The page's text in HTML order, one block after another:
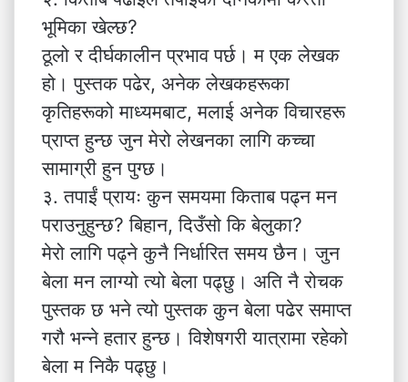
भूमिका खेल्छ?
ठूलो र दीर्घकालीन प्रभाव पर्छ। म एक लेखक
हो। पुस्तक पढेर, अनेक लेखकहरूका
कृतिहरूको माध्यमबाट, मलाई अनेक विचारहरू
प्राप्त हुन्छ जुन मेरो लेखनका लागि कच्चा
सामाग्री हुन पुग्छ।
३. तपाईं प्रायः कुन समयमा किताब पढ्न मन
पराउनुहुन्छ? बिहान, दिउँसो कि बेलुका?
मेरो लागि पढ्ने कुनै निर्धारित समय छैन। जुन
बेला मन लाग्यो त्यो बेला पढ्छु। अति नै रोचक
पुस्तक छ भने त्यो पुस्तक कुन बेला पढेर समाप्त
गरौ भन्ने हतार हुन्छ। विशेषगरी यात्रामा रहेको
बेला म निकै पढ्छु।